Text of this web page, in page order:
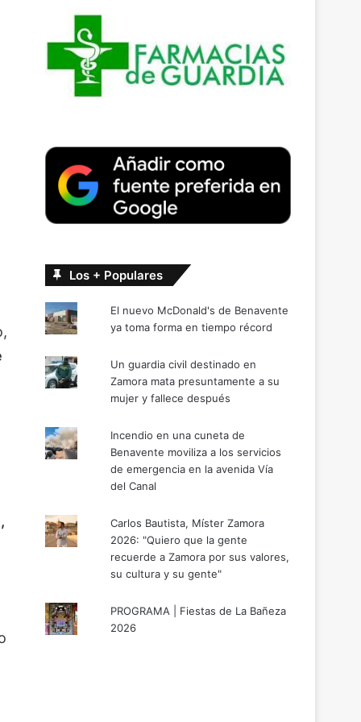
Los + Populares
El nuevo McDonald's de Benavente
ya toma forma en tiempo récord
Un guardia civil destinado en
Zamora mata presuntamente a su
mujer y fallece después
Incendio en una cuneta de
Benavente moviliza a los servicios
de emergencia en la avenida Vía
del Canal
Carlos Bautista, Míster Zamora
2026: "Quiero que la gente
recuerde a Zamora por sus valores,
su cultura y su gente"
PROGRAMA | Fiestas de La Bañeza
2026